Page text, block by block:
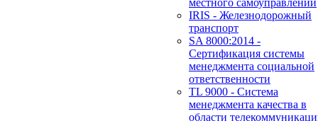
местного самоуправлении
IRIS - Железнодорожный
транспорт
SA 8000:2014 -
Сертификация системы
менеджмента социальной
ответственности
TL 9000 - Система
менеджмента качества в
области